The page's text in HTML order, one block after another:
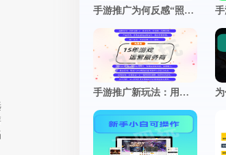
官网小程序，推广更方便
查看更多
手游推广为何反感“照骗”？真实体验，才是留存的终极密码
手游推广新玩法：用朋友圈“人设”撬动真实用户关注